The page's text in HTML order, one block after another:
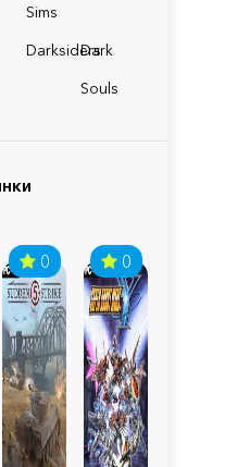
Sims
Darksiders
Dark
Souls
0 0